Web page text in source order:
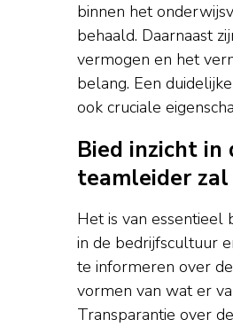
binnen het
behaald. Daarnaast
vermogen en het
belang. Een
ook cruciale
Bied inzicht
teamleider
Het is van essentieel
in de bedrijfscultuur
te informeren over
vormen van wat er
Transparantie over